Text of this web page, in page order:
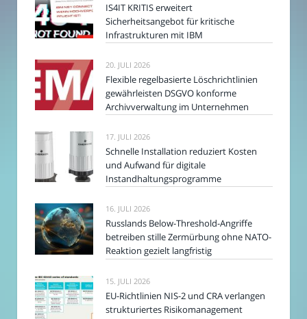
IS4IT KRITIS erweitert
Sicherheitsangebot für kritische
Infrastrukturen mit IBM
20. JULI 2026
Flexible regelbasierte Löschrichtlinien
gewährleisten DSGVO konforme
Archivverwaltung im Unternehmen
17. JULI 2026
Schnelle Installation reduziert Kosten
und Aufwand für digitale
Instandhaltungsprogramme
16. JULI 2026
Russlands Below-Threshold-Angriffe
betreiben stille Zermürbung ohne NATO-
Reaktion gezielt langfristig
15. JULI 2026
EU-Richtlinien NIS-2 und CRA verlangen
strukturiertes Risikomanagement